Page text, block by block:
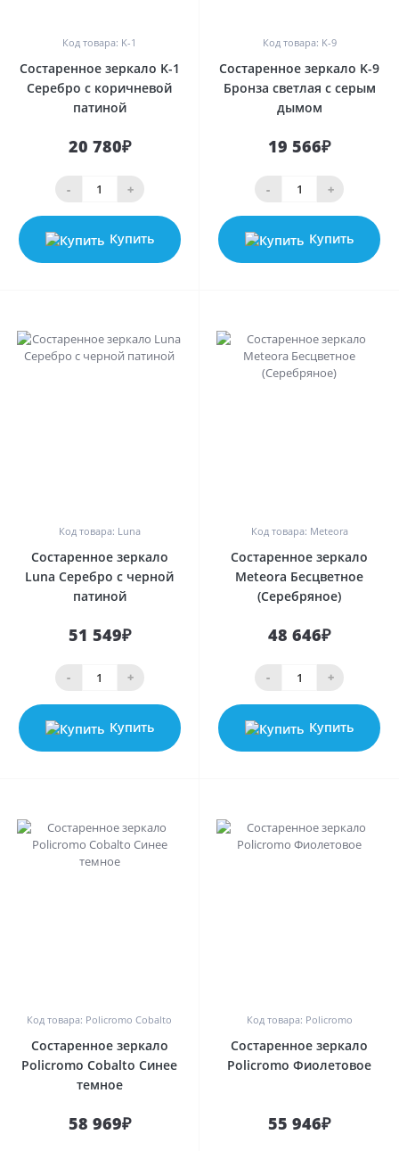
Код товара: K-1
Состаренное зеркало K-1
Серебро с коричневой
патиной
20 780₽
- +
Купить
Код товара: K-9
Состаренное зеркало K-9
Бронза светлая с серым
дымом
19 566₽
- +
Купить
Код товара: Luna
Состаренное зеркало
Luna Серебро с черной
патиной
51 549₽
- +
Купить
Код товара: Meteora
Состаренное зеркало
Meteora Бесцветное
(Серебряное)
48 646₽
- +
Купить
Код товара: Policromo Cobalto
Состаренное зеркало
Policromo Cobalto Синее
темное
58 969₽
Код товара: Policromo
Состаренное зеркало
Policromo Фиолетовое
55 946₽